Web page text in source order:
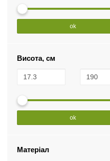
ok
Висота, см
ok
Матеріал